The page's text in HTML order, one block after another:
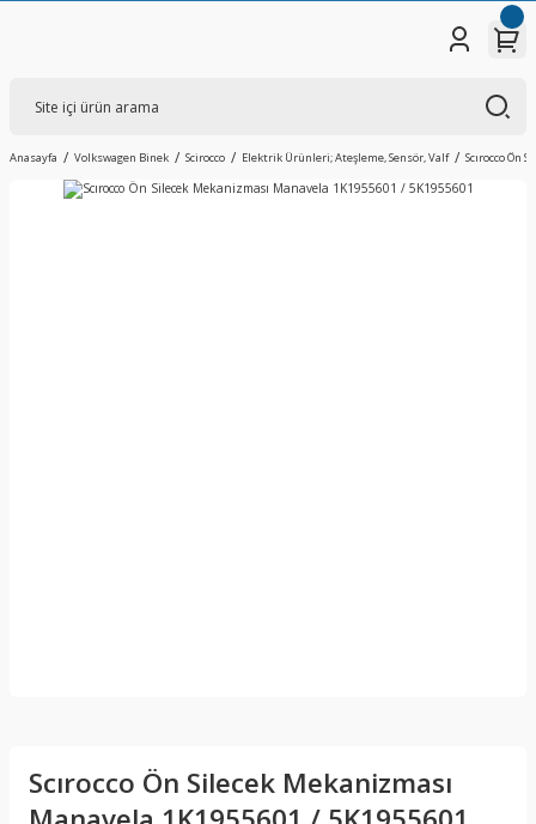
Anasayfa Volkswagen Binek Scirocco Elektrik Ürünleri; Ateşleme, Sensör, Valf Scırocco Ön
Scırocco Ön Silecek Mekanizması